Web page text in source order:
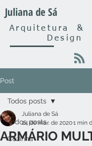
Arquitetura&
Design
Juliana de Sá
Post
Todos posts
Cozinha
Todos posts
ARMÁRIO
Juliana de Sá
24 de mar. de 20201 min